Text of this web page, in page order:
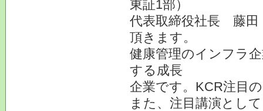
東証1部）
代表取締役社長 藤田
頂きます。
健康管理のインフラ
する成長
企業です。KCR注目
また、注目講演とし